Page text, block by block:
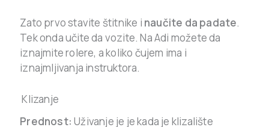
Zato prvo stavite štitnike i naučite da padate.
Tek onda učite da vozite. Na Adi možete da
iznajmite rolere, a koliko čujem ima i
iznajmljivanja instruktora.
Klizanje
Prednost: Uživanje je je kada je klizalište